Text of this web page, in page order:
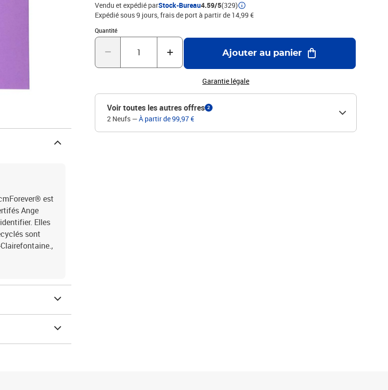
Vendu et expédié parStock-Bureau4.59/5(329)
Expédié sous 9 jours, frais de port à partir de 14,99 €
Quantité
Quantité : 1
Ajouter au panier
Garantie légale
Voir toutes les autres offres 2
2 Neufs —À partir de 99,97 €
est
Ange
Elles
sont